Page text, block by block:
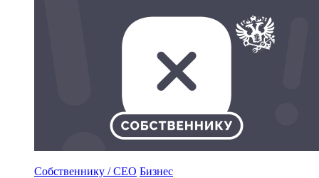
Собственнику / CEO Бизнес